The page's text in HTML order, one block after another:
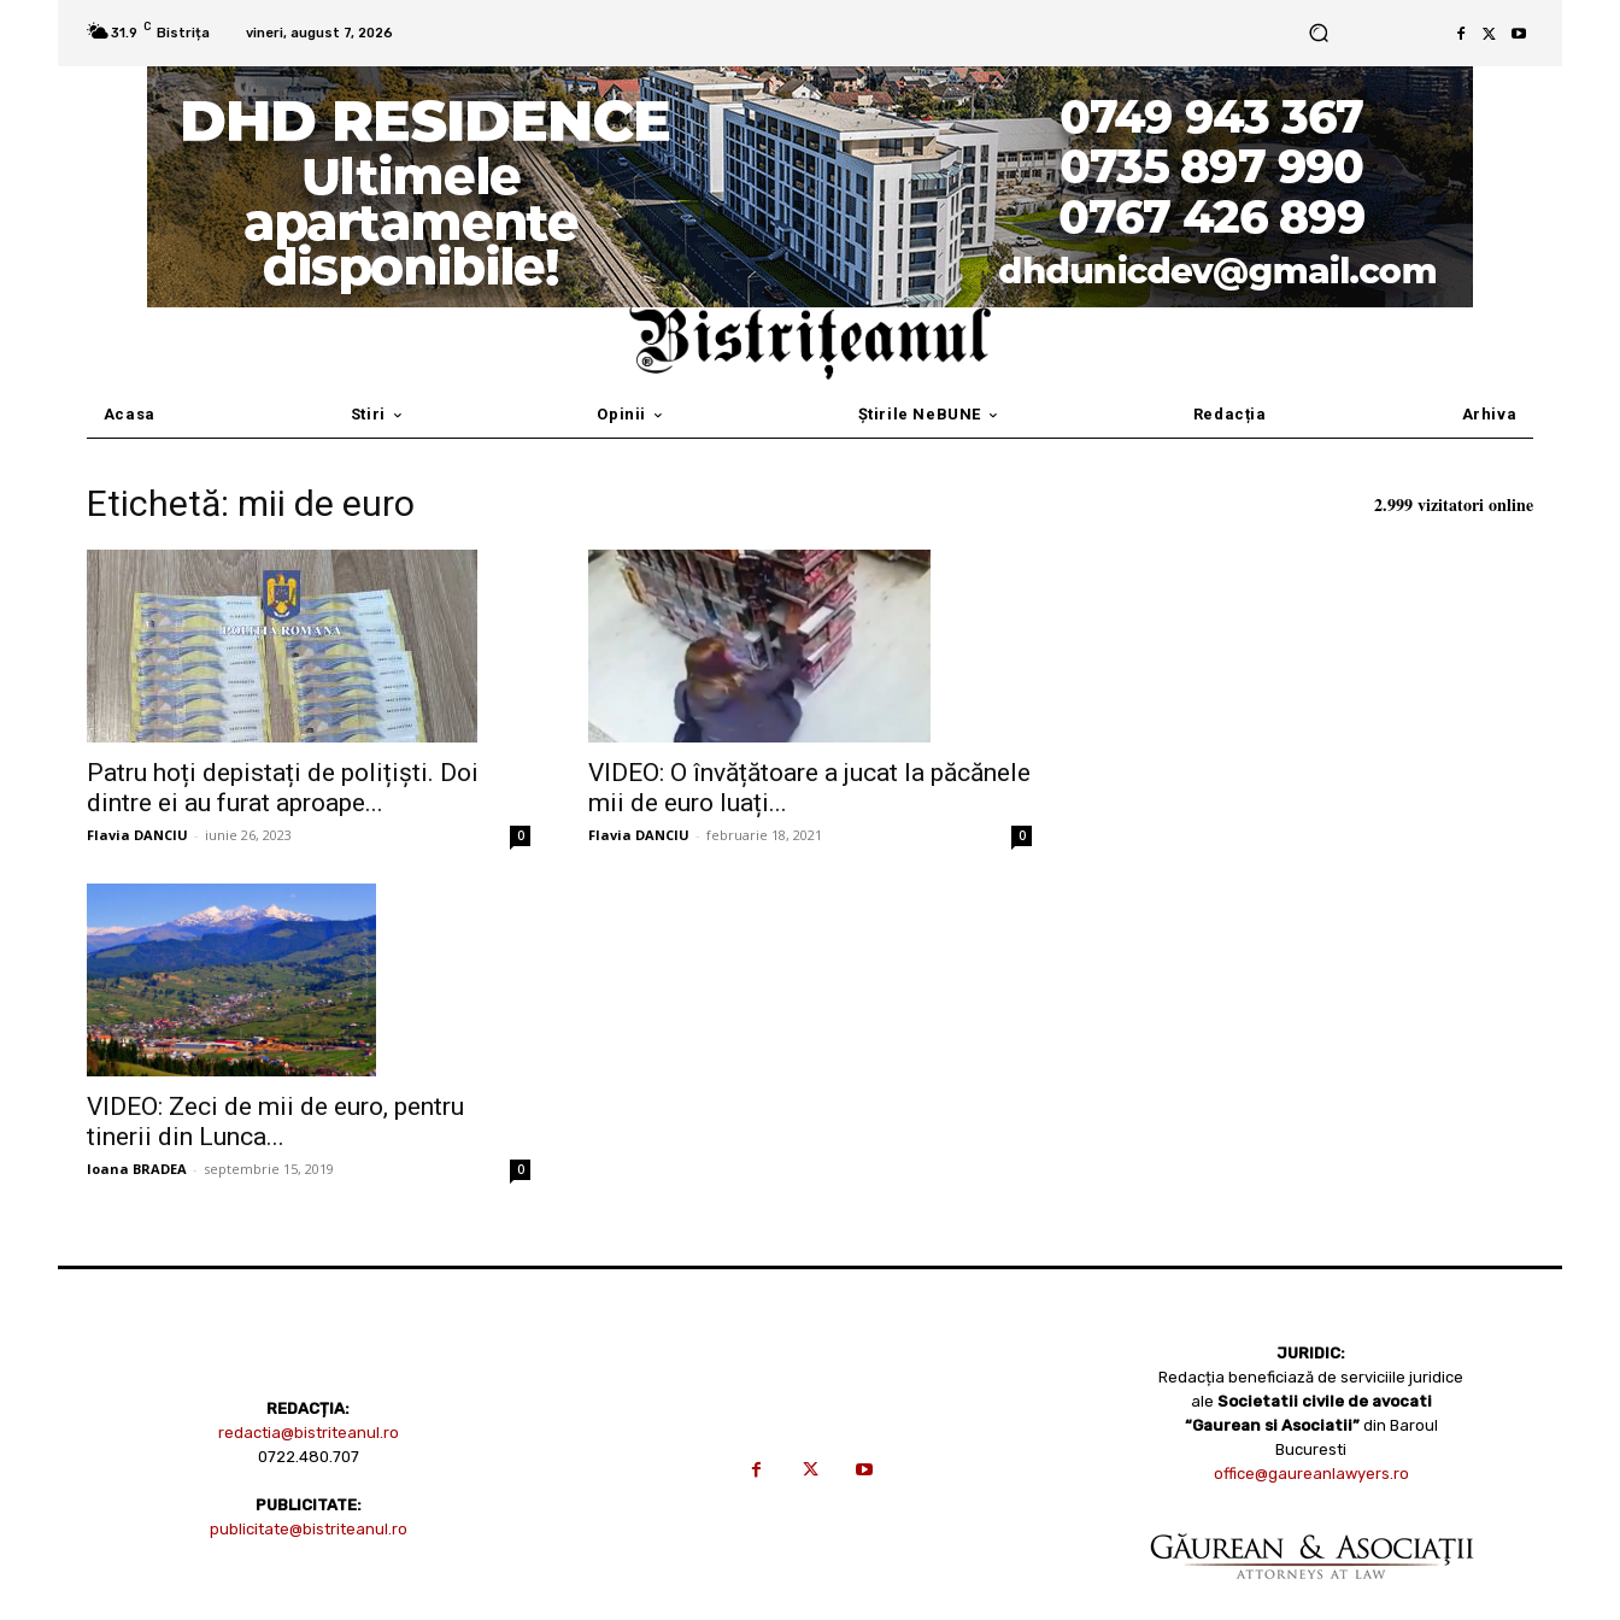
31.9 C Bistrița vineri, august 7, 2026
Acasa Stiri Opinii Știrile NeBUNE Redacția Arhiva
Etichetă: mii de euro
Patru hoți depistați de polițiști. Doi
dintre ei au furat aproape...
Flavia DANCIU - iunie 26, 2023 0
VIDEO: O învățătoare a jucat la păcănele
mii de euro luați...
Flavia DANCIU - februarie 18, 2021 0
VIDEO: Zeci de mii de euro, pentru
tinerii din Lunca...
Ioana BRADEA - septembrie 15, 2019 0
2.999 vizitatori online
REDACȚIA:
redactia@bistriteanul.ro
0722.480.707
PUBLICITATE:
publicitate@bistriteanul.ro
JURIDIC:
Redacția beneficiază de serviciile juridice
ale Societatii civile de avocati
“Gaurean si Asociatii” din Baroul
Bucuresti
office@gaureanlawyers.ro